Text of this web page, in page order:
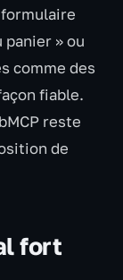
formulaire
» ou
comme des
fiable.
reste
de
fort